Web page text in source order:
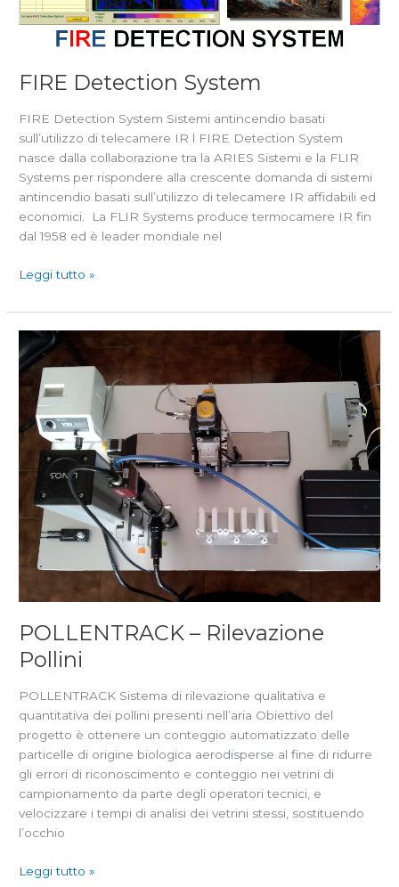
FIRE Detection System
FIRE Detection System Sistemi antincendio basati
sull’utilizzo di telecamere IR l FIRE Detection System
nasce dalla collaborazione tra la ARIES Sistemi e la FLIR
Systems per rispondere alla crescente domanda di sistemi
antincendio basati sull’utilizzo di telecamere IR affidabili ed
economici. La FLIR Systems produce termocamere IR fin
dal 1958 ed è leader mondiale nel
Leggi tutto »
POLLENTRACK – Rilevazione
Pollini
POLLENTRACK Sistema di rilevazione qualitativa e
quantitativa dei pollini presenti nell’aria Obiettivo del
progetto è ottenere un conteggio automatizzato delle
particelle di origine biologica aerodisperse al fine di ridurre
gli errori di riconoscimento e conteggio nei vetrini di
campionamento da parte degli operatori tecnici, e
velocizzare i tempi di analisi dei vetrini stessi, sostituendo
l’occhio
POLLENTRACK
–
Rilevazione
Pollini
Leggi tutto »